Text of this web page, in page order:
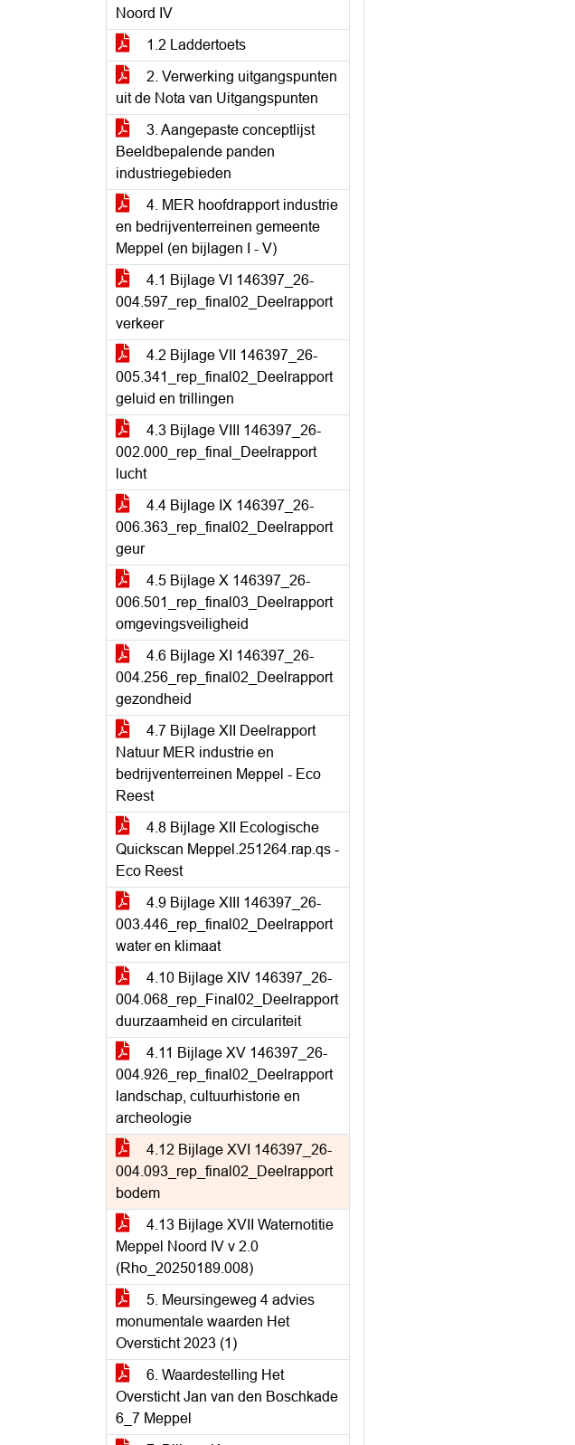
Noord IV
1.2 Laddertoets
2. Verwerking uitgangspunten
uit de Nota van Uitgangspunten
3. Aangepaste conceptlijst
Beeldbepalende panden
industriegebieden
4. MER hoofdrapport industrie
en bedrijventerreinen gemeente
Meppel (en bijlagen I - V)
4.1 Bijlage VI 146397_26-
004.597_rep_final02_Deelrapport
verkeer
4.2 Bijlage VII 146397_26-
005.341_rep_final02_Deelrapport
geluid en trillingen
4.3 Bijlage VIII 146397_26-
002.000_rep_final_Deelrapport
lucht
4.4 Bijlage IX 146397_26-
006.363_rep_final02_Deelrapport
geur
4.5 Bijlage X 146397_26-
006.501_rep_final03_Deelrapport
omgevingsveiligheid
4.6 Bijlage XI 146397_26-
004.256_rep_final02_Deelrapport
gezondheid
4.7 Bijlage XII Deelrapport
Natuur MER industrie en
bedrijventerreinen Meppel - Eco
Reest
4.8 Bijlage XII Ecologische
Quickscan Meppel.251264.rap.qs -
Eco Reest
4.9 Bijlage XIII 146397_26-
003.446_rep_final02_Deelrapport
water en klimaat
4.10 Bijlage XIV 146397_26-
004.068_rep_Final02_Deelrapport
duurzaamheid en circulariteit
4.11 Bijlage XV 146397_26-
004.926_rep_final02_Deelrapport
landschap, cultuurhistorie en
archeologie
4.12 Bijlage XVI 146397_26-
004.093_rep_final02_Deelrapport
bodem
4.13 Bijlage XVII Waternotitie
Meppel Noord IV v 2.0
(Rho_20250189.008)
5. Meursingeweg 4 advies
monumentale waarden Het
Oversticht 2023 (1)
6. Waardestelling Het
Oversticht Jan van den Boschkade
6_7 Meppel